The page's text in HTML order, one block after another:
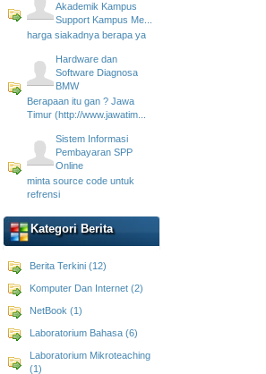
Akademik Kampus
Support Kampus Me...
harga siakadnya berapa ya
Hardware dan
Software Diagnosa
BMW
Berapaan itu gan ? Jawa
Timur (http://www.jawatim...
Sistem Informasi
Pembayaran SPP
Online
minta source code untuk
refrensi
Kategori Berita
Berita Terkini (12)
Komputer Dan Internet (2)
NetBook (1)
Laboratorium Bahasa (6)
Laboratorium Mikroteaching
(1)